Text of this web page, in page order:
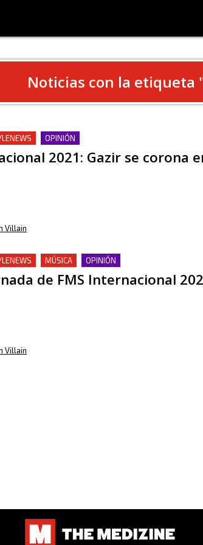
Noticias con la etiqueta
OPINIÓN
2021: Gazir se corona
Villain
MÚSICA OPINIÓN
de FMS Internacional
Villain